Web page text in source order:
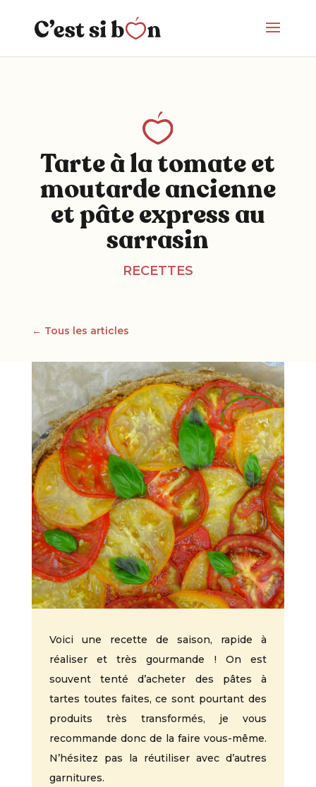
Tarte à la tomate et
moutarde ancienne
et pâte express au
sarrasin
RECETTES
← Tous les articles
Voici une recette de saison, rapide à
réaliser et très gourmande ! On est
souvent tenté d’acheter des pâtes à
tartes toutes faites, ce sont pourtant des
produits très transformés, je vous
recommande donc de la faire vous-même.
N’hésitez pas la réutiliser avec d’autres
garnitures.